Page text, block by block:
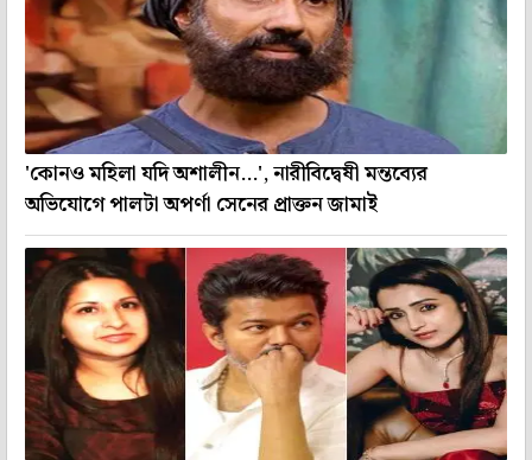
'কোনও মহিলা যদি অশালীন...', নারীবিদ্বেষী মন্তব্যের
অভিযোগে পালটা অপর্ণা সেনের প্রাক্তন জামাই